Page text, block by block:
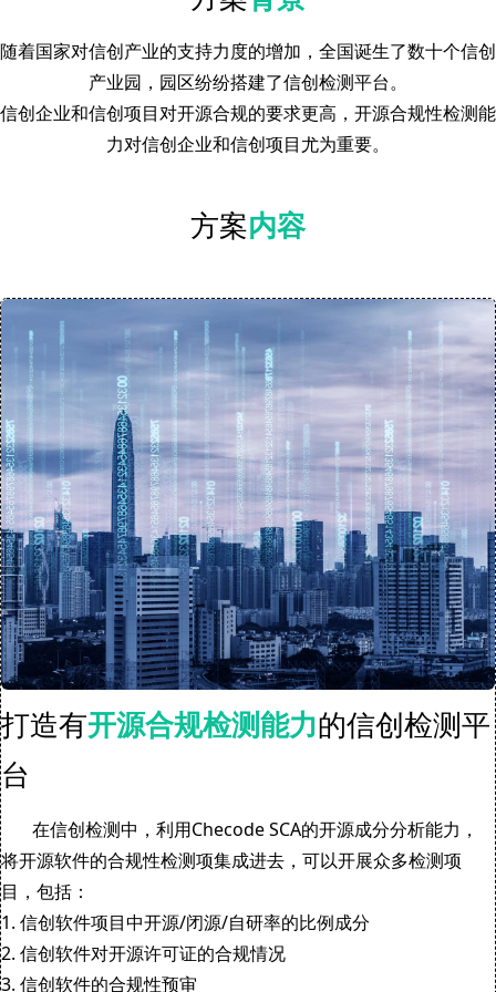
随着国家对信创产业的支持力度的增加，全国诞生了数十个信创
产业园，园区纷纷搭建了信创检测平台。
信创企业和信创项目对开源合规的要求更高，开源合规性检测能
力对信创企业和信创项目尤为重要。
方案内容
打造有开源合规检测能力的信创检测平
台
在信创检测中，利用Checode SCA的开源成分分析能力，
将开源软件的合规性检测项集成进去，可以开展众多检测项
目，包括：
1. 信创软件项目中开源/闭源/自研率的比例成分
2. 信创软件对开源许可证的合规情况
3. 信创软件的合规性预审